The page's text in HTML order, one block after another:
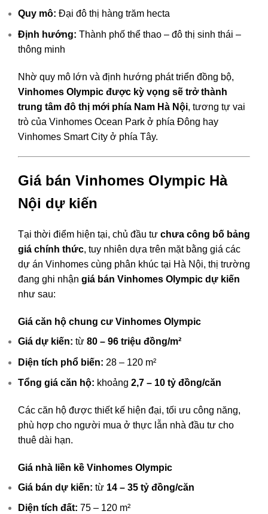
Quy mô: Đại đô thị hàng trăm hecta
Định hướng: Thành phố thể thao – đô thị sinh thái –
thông minh
Nhờ quy mô lớn và định hướng phát triển đồng bộ,
Vinhomes Olympic được kỳ vọng sẽ trở thành
trung tâm đô thị mới phía Nam Hà Nội, tương tự vai
trò của Vinhomes Ocean Park ở phía Đông hay
Vinhomes Smart City ở phía Tây.
Giá bán Vinhomes Olympic Hà
Nội dự kiến
Tại thời điểm hiện tại, chủ đầu tư chưa công bố bảng
giá chính thức, tuy nhiên dựa trên mặt bằng giá các
dự án Vinhomes cùng phân khúc tại Hà Nội, thị trường
đang ghi nhận giá bán Vinhomes Olympic dự kiến
như sau:
Giá căn hộ chung cư Vinhomes Olympic
Giá dự kiến: từ 80 – 96 triệu đồng/m²
Diện tích phổ biến: 28 – 120 m²
Tổng giá căn hộ: khoảng 2,7 – 10 tỷ đồng/căn
Các căn hộ được thiết kế hiện đại, tối ưu công năng,
phù hợp cho người mua ở thực lẫn nhà đầu tư cho
thuê dài hạn.
Giá nhà liền kề Vinhomes Olympic
Giá bán dự kiến: từ 14 – 35 tỷ đồng/căn
Diện tích đất: 75 – 120 m²